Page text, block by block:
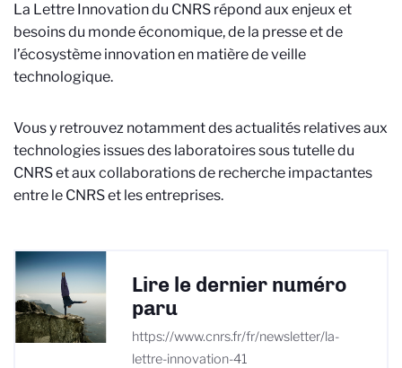
La Lettre Innovation du CNRS répond aux enjeux et
besoins du monde économique, de la presse et de
l’écosystème innovation en matière de veille
technologique.
Vous y retrouvez notamment des actualités relatives aux
technologies issues des laboratoires sous tutelle du
CNRS et aux collaborations de recherche impactantes
entre le CNRS et les entreprises.
Lire le dernier numéro
paru
https://www.cnrs.fr/fr/newsletter/la-
lettre-innovation-41